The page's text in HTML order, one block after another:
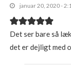
januar 20, 2020 -
Det ser bare så
det er dejligt med